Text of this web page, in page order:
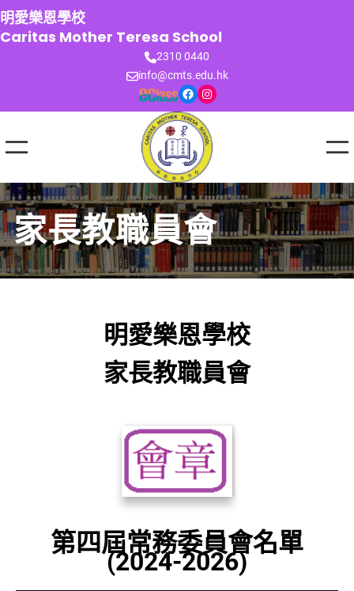
跳
至
主
明愛樂恩學校
Caritas Mother Teresa School
2310 0440
info@cmts.edu.hk
Facebook Instagram
家長教職員會
明愛樂恩學校
家長教職員會
第四屆常務委員會名單
(2024-2026)